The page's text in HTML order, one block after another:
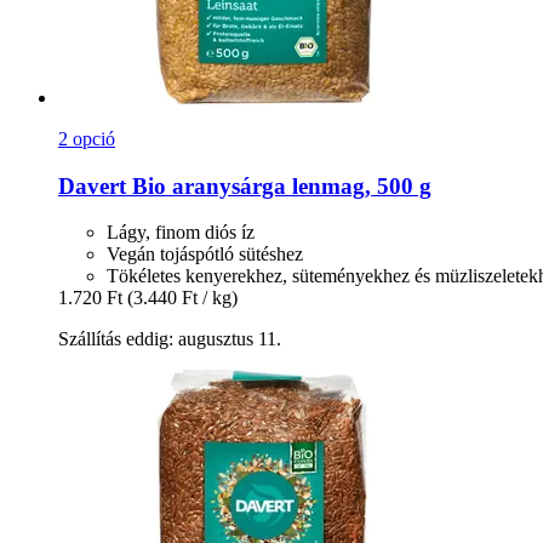
2 opció
Davert Bio aranysárga lenmag, 500 g
Lágy, finom diós íz
Vegán tojáspótló sütéshez
Tökéletes kenyerekhez, süteményekhez és
1.720 Ft (3.440 Ft / kg)
Szállítás eddig: augusztus 11.